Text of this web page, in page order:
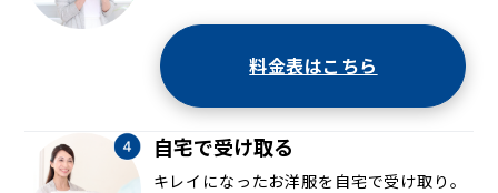
料金表はこちら
自宅で受け取る
キレイになったお洋服を自宅で受け取り。